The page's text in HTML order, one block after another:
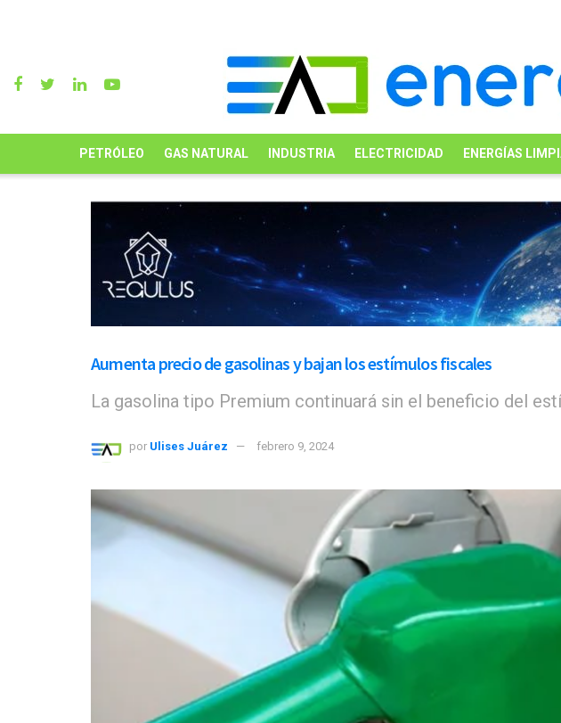
PETRÓLEO GAS NATURAL INDUSTRIA ELECTRICIDAD ENERGÍAS
Aumenta precio de gasolinas y bajan los estímulos fiscales
La gasolina tipo Premium continuará sin el beneficio del
por Ulises Juárez febrero 9, 2024